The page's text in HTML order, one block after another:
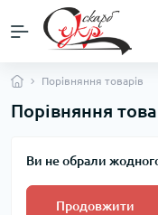
Порівняння товарів
Порівняння
Ви не обрали
Продовжити